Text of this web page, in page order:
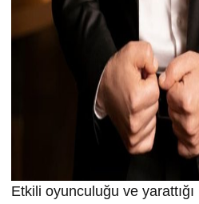
Etkili oyunculuğu ve